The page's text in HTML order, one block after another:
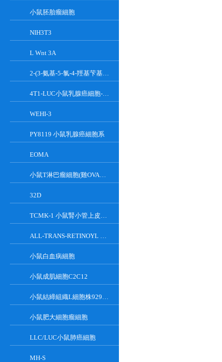
小鼠胚胎瘤細胞
NIH3T3
L Wnt 3A
2-(3-氨基-5-氯-4-羥基芐基)-1H-異吲哚-1,3(2H)-二酮
4T1-LUC小鼠乳腺癌細胞-熒光素酶標記
WEHI-3
PY8119 小鼠乳腺癌細胞系
EOMA
小鼠T淋巴瘤細胞(雞OVA基因修飾)
32D
TCMK-1 小鼠腎小管上皮細胞系
ALL-TRANS-RETINOYL B-GLUCURONIDE
小鼠白血病細胞
小鼠成肌細胞C2C12
小鼠結締組織L細胞株929克隆
小鼠肥大細胞瘤細胞
LLC/LUC小鼠肺癌細胞
MH-S